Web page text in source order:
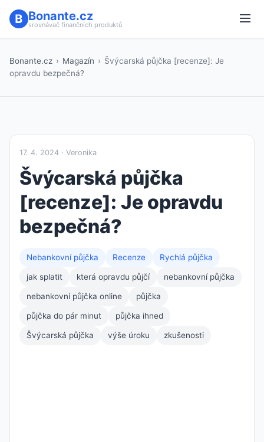
Bonante.cz
srovnávač finančních produktů
Bonante.cz › Magazín › Švýcarská půjčka [recenze]: Je
opravdu bezpečná?
17. 4. 2024 · Veronika
Švýcarská půjčka
[recenze]: Je opravdu
bezpečná?
Nebankovní půjčka Recenze Rychlá půjčka
jak splatit která opravdu půjčí nebankovní půjčka
nebankovní půjčka online půjčka
půjčka do pár minut půjčka ihned
Švýcarská půjčka výše úroku zkušenosti